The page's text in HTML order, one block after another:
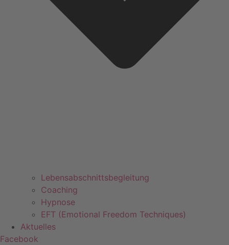
Lebensabschnittsbegleitung
Coaching
Hypnose
EFT (Emotional Freedom Techniques)
Aktuelles
Facebook